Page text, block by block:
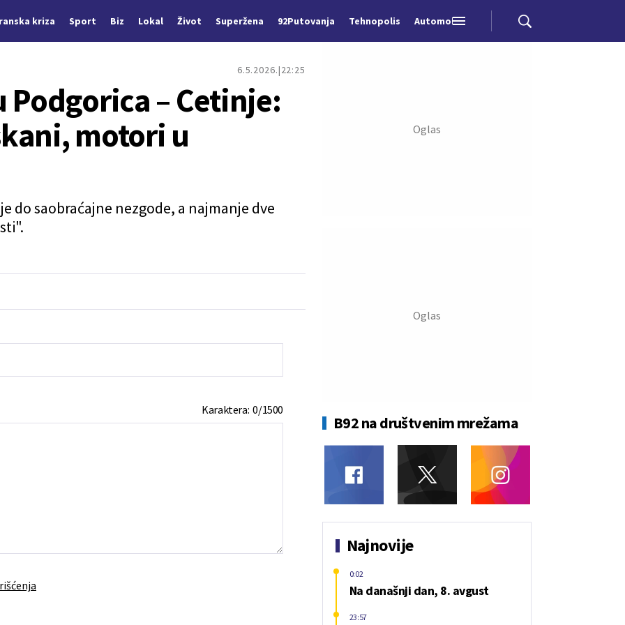
kriza Sport Biz Lokal Život Superžena 92Putovanja Tehnopolis Automobili
6.5.2026. 22:25
– Cetinje:
motori u
do saobraćajne nezgode, a najmanje dve
Karaktera:0/1500
B92 na društvenim mrežama
Najnovije
Na današnji dan, 8. avgust
0:02
23:57